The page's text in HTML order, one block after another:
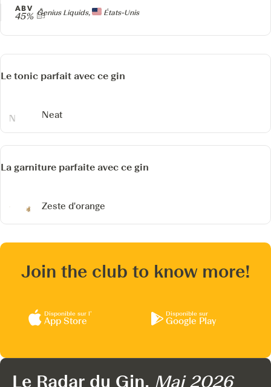
Producteur
Genius Liquids, États-Unis
ABV
45%
Le tonic parfait avec ce gin
Neat
La garniture parfaite avec ce gin
Zeste d'orange
Join the club to know more!
Disponible sur l’
App Store
Disponible sur
Google Play
Le Radar du Gin, Mai 2026